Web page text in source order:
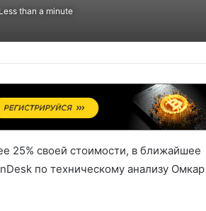
Less than a minute
25% своей стоимости, в ближайшее
по техническому анализу Омкар